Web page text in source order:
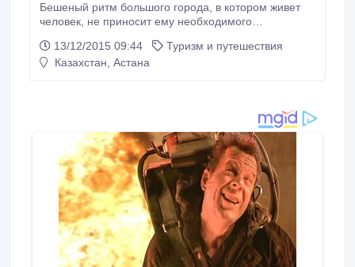
Бешеный ритм большого города, в котором живет
человек, не приносит ему необходимого
часто возникает депрессия, неудовлетворенность
собой и окружающими. У людей, не дающих себе
13/12/2015 09:44
Туризм и путешествия
Казахстан, Астана